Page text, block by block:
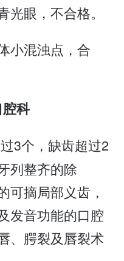
眼，不合格。
小混浊点，合
科
3个，缺齿超过2
列整齐的除
可摘局部义齿，
发音功能的口腔
、腭裂及唇裂术